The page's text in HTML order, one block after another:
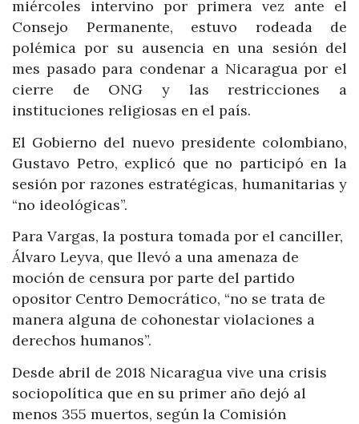
miércoles intervino por primera vez ante el
Consejo Permanente, estuvo rodeada de
polémica por su ausencia en una sesión del
mes pasado para condenar a Nicaragua por el
cierre de ONG y las restricciones a
instituciones religiosas en el país.
El Gobierno del nuevo presidente colombiano,
Gustavo Petro, explicó que no participó en la
sesión por razones estratégicas, humanitarias y
“no ideológicas”.
Para Vargas, la postura tomada por el canciller,
Álvaro Leyva, que llevó a una amenaza de
moción de censura por parte del partido
opositor Centro Democrático, “no se trata de
manera alguna de cohonestar violaciones a
derechos humanos”.
Desde abril de 2018 Nicaragua vive una crisis
sociopolítica que en su primer año dejó al
menos 355 muertos, según la Comisión